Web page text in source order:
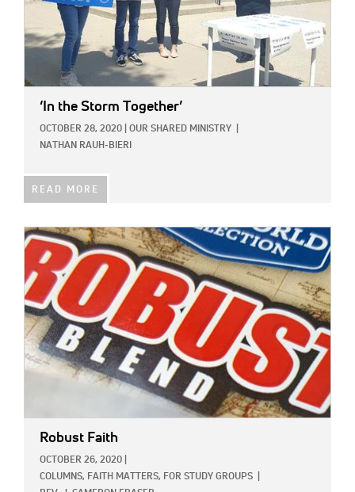
‘In the Storm Together’
OCTOBER 28, 2020 OUR SHARED MINISTRY
NATHAN RAUH-BIERI
READ MORE
IMAGE:
Robust Faith
OCTOBER 26, 2020
COLUMNS, FAITH MATTERS, FOR STUDY GROUPS